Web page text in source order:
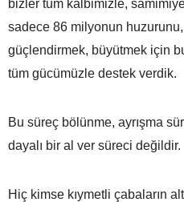
bizler tüm kalbimizle,
sadece 86 milyonun huzurunu,
güçlendirmek, büyütmek için
tüm gücümüzle destek verdik.
Bu süreç bölünme, ayrışma
dayalı bir al ver süreci değildir.
Hiç kimse kıymetli çabaların